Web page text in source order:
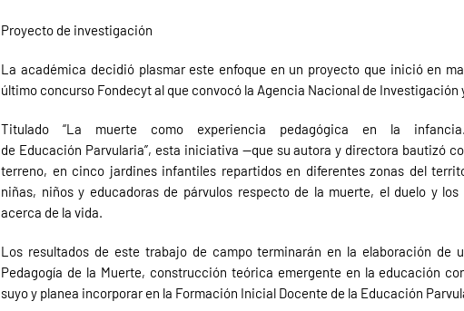
Proyecto de investigación
La académica decidió plasmar este enfoque en un proyecto que inició en
último concurso Fondecyt al que convocó la Agencia Nacional de Investigación
Titulado “La muerte como experiencia pedagógica en la
de Educación Parvularia”, esta iniciativa —que su autora y directora bautizó
terreno, en cinco jardines infantiles repartidos en diferentes zonas del
niñas, niños y educadoras de párvulos respecto de la muerte, el duelo y
acerca de la vida.
Los resultados de este trabajo de campo terminarán en la elaboración de
Pedagogía de la Muerte, construcción teórica emergente en la educación
suyo y planea incorporar en la Formación Inicial Docente de la Educación